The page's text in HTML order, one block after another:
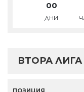
00
ДНИ
ВТОРА ЛИГА